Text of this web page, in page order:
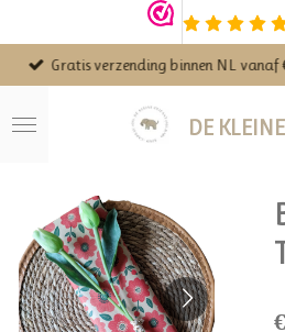
direct
naar
hoofdinhoud
DE
Gratis verzending binnen NL